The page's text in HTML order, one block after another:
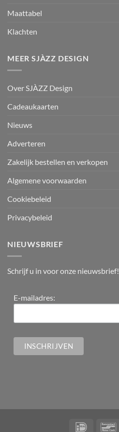
Maattabel
Klachten
MEER SJÀZZ DESIGN
Over SJÀZZ Design
Cadeaukaarten
Nieuws
Adverteren
Zakelijk bestellen en verkopen
Algemene voorwaarden
Cookiebeleid
Privacybeleid
NIEUWSBRIEF
Schrijf u in voor onze nieuwsbrief!
E-mailadres: